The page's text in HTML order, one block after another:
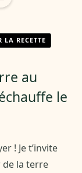
RECETTE
au
le
! Je t’invite
de la terre